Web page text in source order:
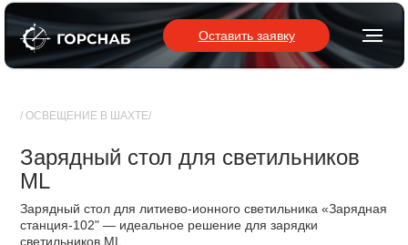
Оставить заявку
/ ОСВЕЩЕНИЕ В ШАХТЕ/
Зарядный стол для литиево-ионного светильника «Зарядная
станция-102" — идеальное решение для зарядки
светильников ML.
Зарядный стол для светильников
ML